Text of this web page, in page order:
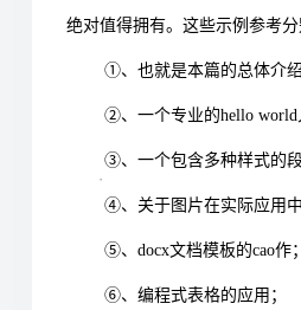
绝对值得拥有。这些示例参考分
①、也就是本篇的总体介绍
②、一个专业的hello world
③、一个包含多种样式的段
④、关于图片在实际应用中
⑤、docx文档模板的cao作；
⑥、编程式表格的应用；